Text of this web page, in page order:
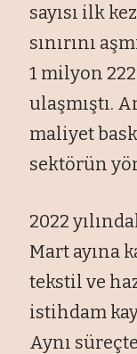
sayısı ilk
sınırını
1 milyon
ulaşmıştı.
maliyet
sektörün
2022
Mart ayına
tekstil ve
istihdam
Aynı